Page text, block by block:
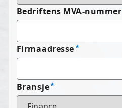
Bedriftens MVA-nummer
Firmaadresse
Bransje